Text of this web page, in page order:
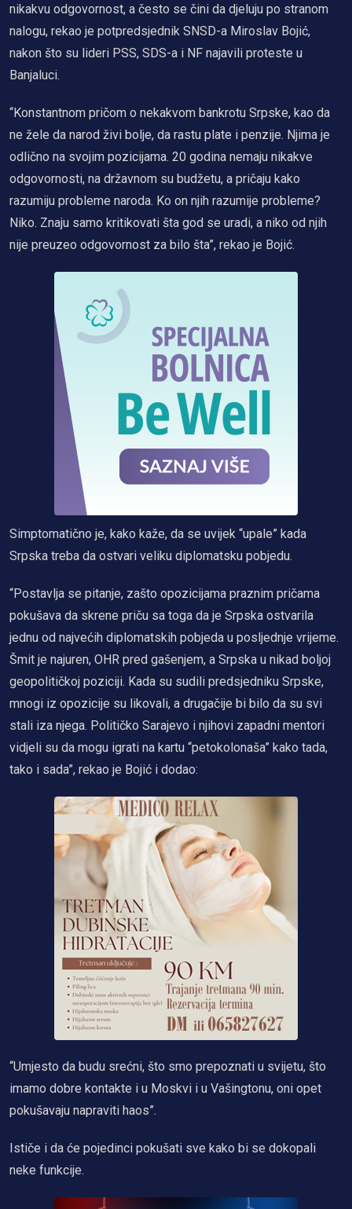
nikakvu odgovornost, a često se čini da djeluju po stranom
nalogu, rekao je potpredsjednik SNSD-a Miroslav Bojić,
nakon što su lideri PSS, SDS-a i NF najavili proteste u
Banjaluci.
“Konstantnom pričom o nekakvom bankrotu Srpske, kao da
ne žele da narod živi bolje, da rastu plate i penzije. Njima je
odlično na svojim pozicijama. 20 godina nemaju nikakve
odgovornosti, na državnom su budžetu, a pričaju kako
razumiju probleme naroda. Ko on njih razumije probleme?
Niko. Znaju samo kritikovati šta god se uradi, a niko od njih
nije preuzeo odgovornost za bilo šta”, rekao je Bojić.
Simptomatično je, kako kaže, da se uvijek “upale” kada
Srpska treba da ostvari veliku diplomatsku pobjedu.
“Postavlja se pitanje, zašto opozicijama praznim pričama
pokušava da skrene priču sa toga da je Srpska ostvarila
jednu od najvećih diplomatskih pobjeda u posljednje vrijeme.
Šmit je najuren, OHR pred gašenjem, a Srpska u nikad boljoj
geopolitičkoj poziciji. Kada su sudili predsjedniku Srpske,
mnogi iz opozicije su likovali, a drugačije bi bilo da su svi
stali iza njega. Političko Sarajevo i njihovi zapadni mentori
vidjeli su da mogu igrati na kartu “petokolonaša” kako tada,
tako i sada”, rekao je Bojić i dodao:
“Umjesto da budu srećni, što smo prepoznati u svijetu, što
imamo dobre kontakte i u Moskvi i u Vašingtonu, oni opet
pokušavaju napraviti haos”.
Ističe i da će pojedinci pokušati sve kako bi se dokopali
neke funkcije.